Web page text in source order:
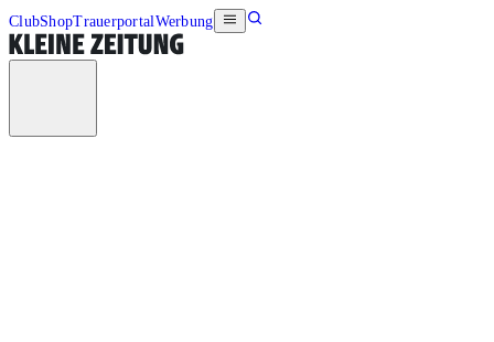
ClubShopTrauerportalWerbung